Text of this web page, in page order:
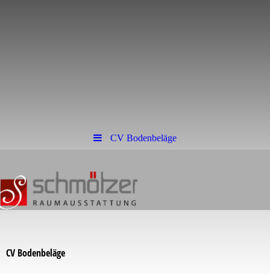
CV Bodenbeläge
CV Bodenbeläge